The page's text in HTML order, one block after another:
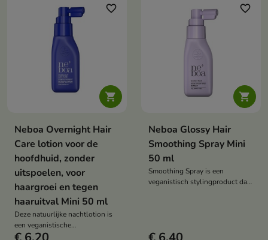
en haaruitval helpt verminderen.

favorite_border
Neboa Overnight Hair
Care lotion voor de
hoofdhuid, zonder
uitspoelen, voor
haargroei en tegen
haaruitval Mini 50 ml
Deze natuurlijke nachtlotion is
een veganistische
hoofdhuidbehandeling die de

favorite_border
Neboa Glossy Hair
Smoothing Spray Mini
50 ml
Smoothing Spray is een
veganistisch stylingproduct dat
warmte van de föhn.